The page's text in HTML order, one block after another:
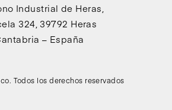
Industrial de Heras,
324, 39792 Heras
– España
Todos los derechos reservados